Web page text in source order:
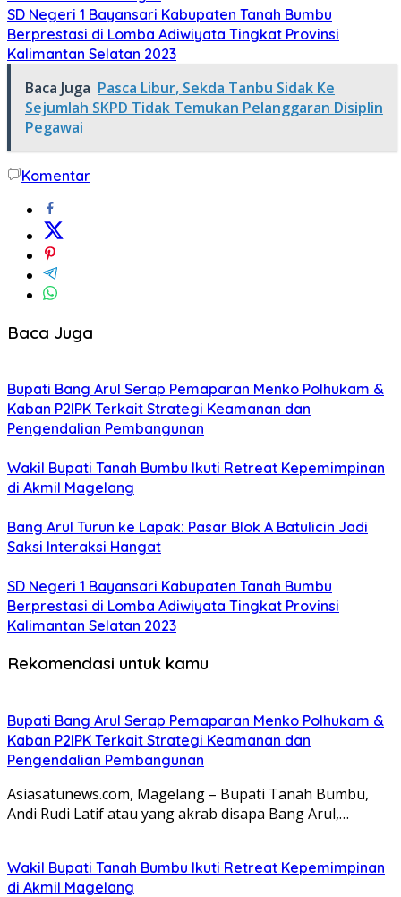
SD Negeri 1 Bayansari Kabupaten Tanah Bumbu
Berprestasi di Lomba Adiwiyata Tingkat Provinsi
Kalimantan Selatan 2023
Baca Juga Pasca Libur, Sekda Tanbu Sidak Ke
Sejumlah SKPD Tidak Temukan Pelanggaran Disiplin
Pegawai
Komentar
Baca Juga
Bupati Bang Arul Serap Pemaparan Menko Polhukam &
Kaban P2IPK Terkait Strategi Keamanan dan
Pengendalian Pembangunan
Wakil Bupati Tanah Bumbu Ikuti Retreat Kepemimpinan
di Akmil Magelang
Bang Arul Turun ke Lapak: Pasar Blok A Batulicin Jadi
Saksi Interaksi Hangat
SD Negeri 1 Bayansari Kabupaten Tanah Bumbu
Berprestasi di Lomba Adiwiyata Tingkat Provinsi
Kalimantan Selatan 2023
Rekomendasi untuk kamu
Bupati Bang Arul Serap Pemaparan Menko Polhukam &
Kaban P2IPK Terkait Strategi Keamanan dan
Pengendalian Pembangunan
Asiasatunews.com, Magelang – Bupati Tanah Bumbu,
Andi Rudi Latif atau yang akrab disapa Bang Arul,…
Wakil Bupati Tanah Bumbu Ikuti Retreat Kepemimpinan
di Akmil Magelang